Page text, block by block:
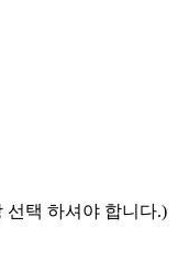
선택 하셔야 합니다.)